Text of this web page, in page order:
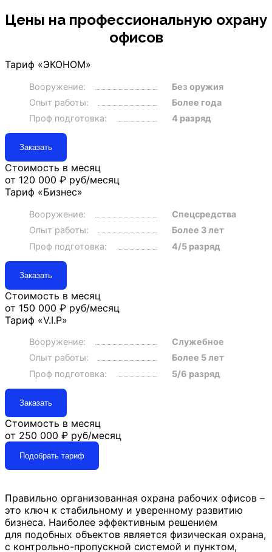
Цены на профессиональную охрану
офисов
Тариф «ЭКОНОМ»
Вооружение:
Без оружия
Опыт работы:
Более года
Проф подготовка:
4 разряд
Заказать
Стоимость в месяц
от 120 000 ₽ руб/месяц
Тариф «Бизнес»
Вооружение:
Спецсредства
Опыт работы:
Более 3 лет
Проф подготовка:
4/5 разряд
Заказать
Стоимость в месяц
от 150 000 ₽ руб/месяц
Тариф «V.I.P»
Вооружение:
Служебное
Опыт работы:
Более 5 лет
Проф подготовка:
5/6 разряд
Заказать
Стоимость в месяц
от 250 000 ₽ руб/месяц
Подобрать тариф
Правильно организованная охрана рабочих офисов –
это ключ к стабильному и уверенному развитию
бизнеса. Наиболее эффективным решением
для подобных объектов является физическая охрана,
с контрольно-пропускной системой и пунктом,